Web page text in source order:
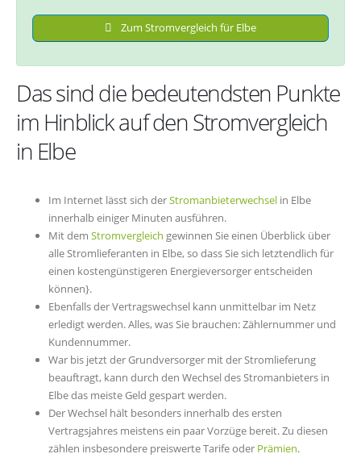
Zum Stromvergleich für Elbe
Das sind die bedeutendsten Punkte
im Hinblick auf den Stromvergleich
in Elbe
Im Internet lässt sich derStromanbieterwechsel in Elbe
innerhalb einiger Minuten ausführen.
Mit dem Stromvergleich gewinnen Sie einen Überblick über
alle Stromlieferanten in Elbe, so dass Sie sich letztendlich für
einen kostengünstigeren Energieversorger entscheiden
können}.
Ebenfalls der Vertragswechsel kann unmittelbar im Netz
erledigt werden. Alles, was Sie brauchen: Zählernummer und
Kundennummer.
War bis jetzt der Grundversorger mit der Stromlieferung
beauftragt, kann durch den Wechsel des Stromanbieters in
Elbe das meiste Geld gespart werden.
Der Wechsel hält besonders innerhalb des ersten
Vertragsjahres meistens ein paar Vorzüge bereit. Zu diesen
zählen insbesondere preiswerte Tarife oder Prämien.